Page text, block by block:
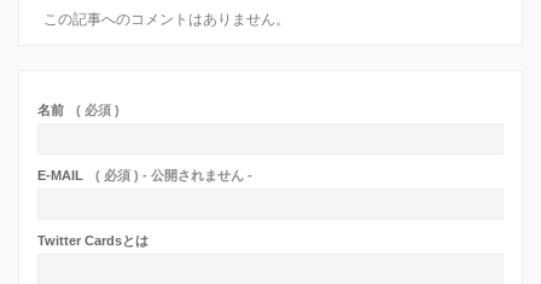
この記事へのコメントはありません。
名前 ( 必須 )
E-MAIL ( 必須 ) - 公開されません -
Twitter Cardsとは